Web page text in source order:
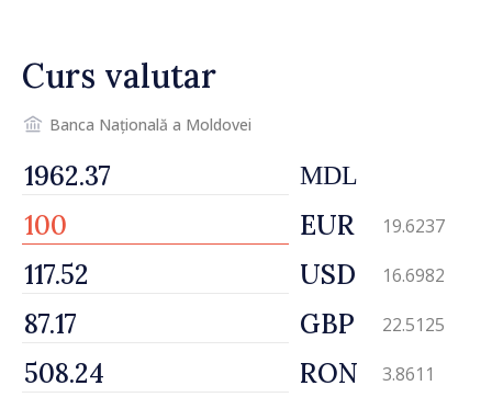
Curs valutar
Banca Națională a Moldovei
MDL
EUR 19.6237
USD 16.6982
GBP 22.5125
RON 3.8611